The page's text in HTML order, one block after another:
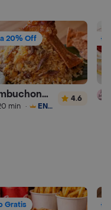
20% Off
Hambuchona y Lechona
min · ENVÍO GRATIS
4.6
Gratis